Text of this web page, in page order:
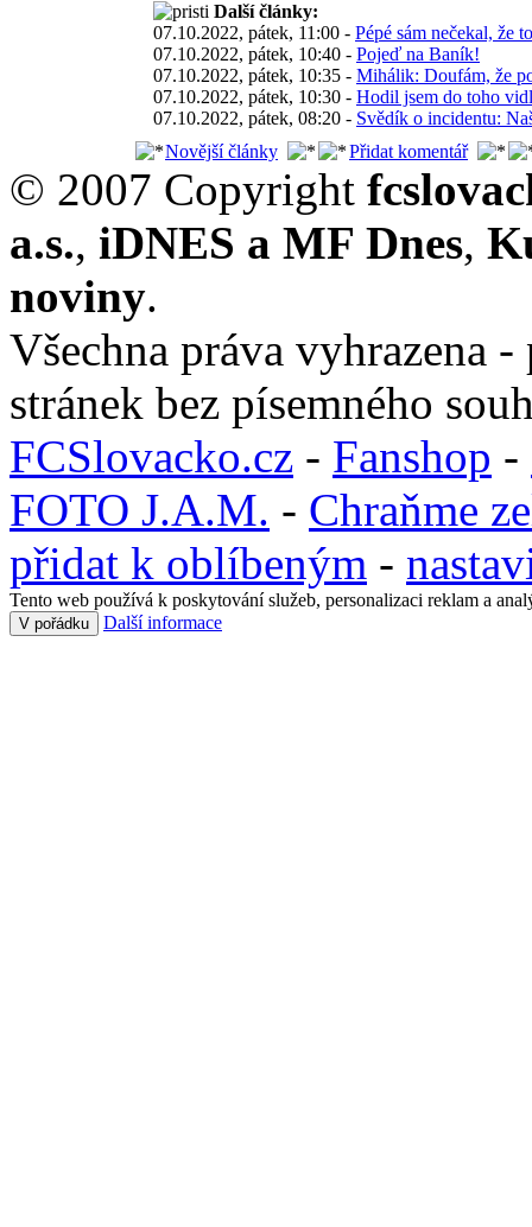
Další články:
07.10.2022, pátek, 11:00 - Pépé sám nečekal, že
07.10.2022, pátek, 10:40 - Pojeď na Baník!
07.10.2022, pátek, 10:35 - Mihálik: Doufám, že
07.10.2022, pátek, 10:30 - Hodil jsem do toho
07.10.2022, pátek, 08:20 - Svědík o incidentu:
Novější články
Přidat komentář
© 2007 Copyright
a.s., iDNES a MF Dnes,
noviny.
Všechna práva vyhrazena
stránek bez písemného
FCSlovacko.cz - Fanshop -
FOTO J.A.M. - Chraňme
přidat k oblíbeným -
Tento web používá k poskytování služeb, personalizaci reklam a
V pořádku Další informace